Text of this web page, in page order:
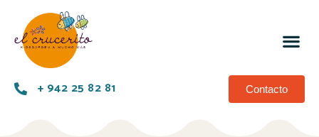
+ 942 25 82 81 Contacto